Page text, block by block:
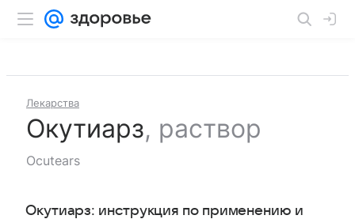
Лекарства
Окутиарз, раствор
Ocutears
Окутиарз: инструкция по применению и